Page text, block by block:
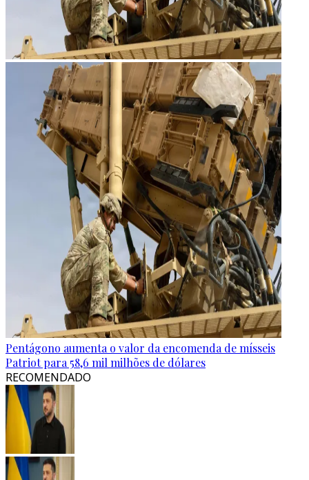
Pentágono aumenta o valor da encomenda de mísseis
Patriot para 58,6 mil milhões de dólares
RECOMENDADO